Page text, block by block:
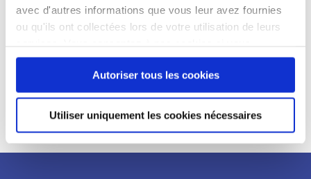
avec d'autres informations que vous leur avez fournies
ou qu'ils ont collectées lors de votre utilisation de leurs
continuez à utiliser notre site Web.
Autoriser tous les cookies
Utiliser uniquement les cookies nécessaires
Processus
de
recrutement